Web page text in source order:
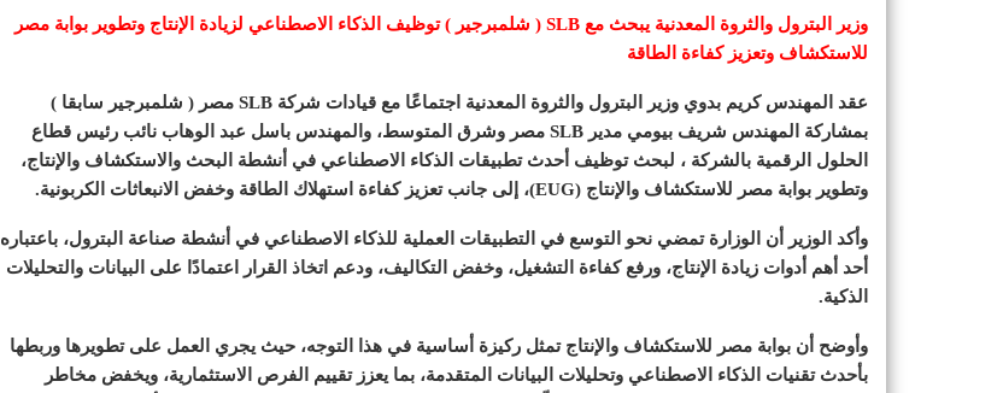
وزير البترول والثروة المعدنية يبحث مع SLB ( شلمبرجير ) توظيف الذكاء الاصطناعي لزيادة الإنتاج وتطوير بوابة مصر
للاستكشاف وتعزيز كفاءة الطاقة
عقد المهندس كريم بدوي وزير البترول والثروة المعدنية اجتماعًا مع قيادات شركة SLB مصر ( شلمبرجير سابقا )
بمشاركة المهندس شريف بيومي مدير SLB مصر وشرق المتوسط، والمهندس باسل عبد الوهاب نائب رئيس قطاع
الحلول الرقمية بالشركة ، لبحث توظيف أحدث تطبيقات الذكاء الاصطناعي في أنشطة البحث والاستكشاف والإنتاج،
وتطوير بوابة مصر للاستكشاف والإنتاج (EUG)، إلى جانب تعزيز كفاءة استهلاك الطاقة وخفض الانبعاثات الكربونية.
وأكد الوزير أن الوزارة تمضي نحو التوسع في التطبيقات العملية للذكاء الاصطناعي في أنشطة صناعة البترول، باعتباره
أحد أهم أدوات زيادة الإنتاج، ورفع كفاءة التشغيل، وخفض التكاليف، ودعم اتخاذ القرار اعتمادًا على البيانات والتحليلات
الذكية.
وأوضح أن بوابة مصر للاستكشاف والإنتاج تمثل ركيزة أساسية في هذا التوجه، حيث يجري العمل على تطويرها وربطها
بأحدث تقنيات الذكاء الاصطناعي وتحليلات البيانات المتقدمة، بما يعزز تقييم الفرص الاستثمارية، ويخفض مخاطر